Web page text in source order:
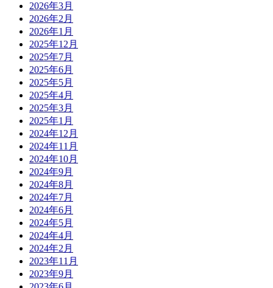
2026年3月
2026年2月
2026年1月
2025年12月
2025年7月
2025年6月
2025年5月
2025年4月
2025年3月
2025年1月
2024年12月
2024年11月
2024年10月
2024年9月
2024年8月
2024年7月
2024年6月
2024年5月
2024年4月
2024年2月
2023年11月
2023年9月